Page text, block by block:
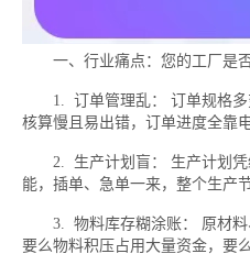
一、行业痛点：您的工厂是
1. 订单管理乱： 订单规格多
核算慢且易出错，订单进度全靠
2. 生产计划盲： 生产计划凭
能，插单、急单一来，整个生产
3. 物料库存糊涂账： 原材料
要么物料积压占用大量资金，要